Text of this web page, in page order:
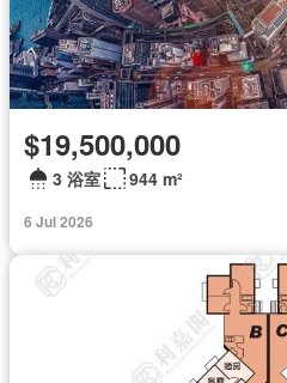
$19,500,000
3 浴室 944 m²
6 Jul 2026